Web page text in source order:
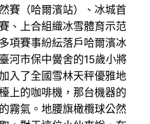
賽（哈爾濱站）、冰城首
、上合組織冰雪體育示范
項賽事紛紜落戶哈爾濱冰
河市保中黌舍的15歲小將
入了全國雪林天秤優雅地
上的咖啡機，那台機器的
霧氣。地腰旗橄欖球公然